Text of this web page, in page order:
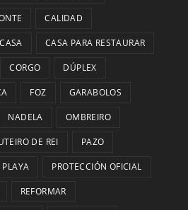
CALIDAD
CASA CASA PARA RESTAURAR
CORGO DÚPLEX
FOZ GARABOLOS
NADELA OMBREIRO
DE REI PAZO
PLAYA PROTECCIÓN OFICIAL
REFORMAR